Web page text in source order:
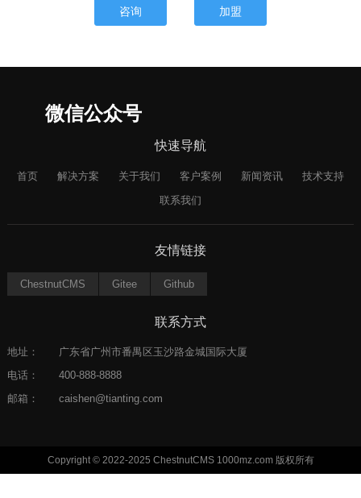
咨询 加盟
微信公众号
快速导航
首页 解决方案 关于我们 客户案例 新闻资讯
技术支持
联系我们
友情链接
ChestnutCMS Gitee Github
联系方式
地址：
广东省广州市番禺区玉沙路金城国际大厦
电话：
400-888-8888
邮箱：
caishen@tianting.com
Copyright © 2022-2025 ChestnutCMS 1000mz.com 版权所有